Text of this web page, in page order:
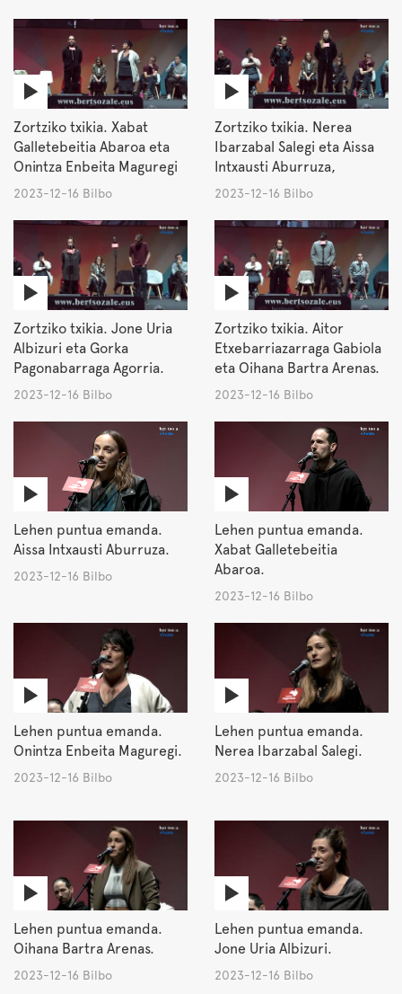
Zortziko txikia. Xabat
Galletebeitia Abaroa eta
Onintza Enbeita Maguregi
2023-12-16 Bilbo
Zortziko txikia. Nerea
Ibarzabal Salegi eta Aissa
Intxausti Aburruza,
2023-12-16 Bilbo
Zortziko txikia. Jone Uria
Albizuri eta Gorka
Pagonabarraga Agorria.
2023-12-16 Bilbo
Zortziko txikia. Aitor
Etxebarriazarraga Gabiola
eta Oihana Bartra Arenas.
2023-12-16 Bilbo
Lehen puntua emanda.
Aissa Intxausti Aburruza.
2023-12-16 Bilbo
Lehen puntua emanda.
Xabat Galletebeitia
Abaroa.
2023-12-16 Bilbo
Lehen puntua emanda.
Onintza Enbeita Maguregi.
2023-12-16 Bilbo
Lehen puntua emanda.
Nerea Ibarzabal Salegi.
2023-12-16 Bilbo
Lehen puntua emanda.
Oihana Bartra Arenas.
2023-12-16 Bilbo
Lehen puntua emanda.
Jone Uria Albizuri.
2023-12-16 Bilbo